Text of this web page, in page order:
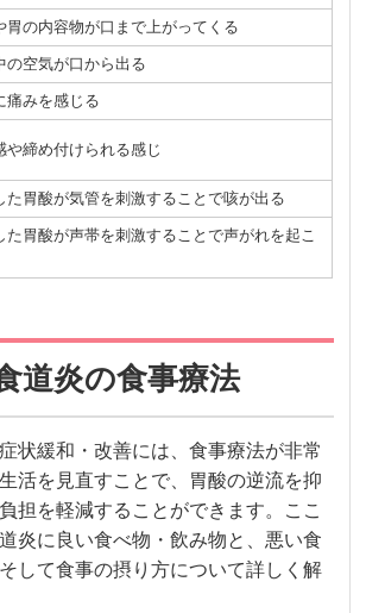
胃の内容物が口まで上がってくる
の空気が口から出る
痛みを感じる
や締め付けられる感じ
た胃酸が気管を刺激することで咳が出る
た胃酸が声帯を刺激することで声がれを起こ
道炎の食事療法
状緩和・改善には、食事療法が非常
活を見直すことで、胃酸の逆流を抑
担を軽減することができます。ここ
炎に良い食べ物・飲み物と、悪い食
して食事の摂り方について詳しく解